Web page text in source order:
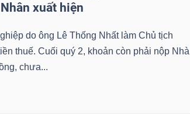
xuất hiện
do ông Lê Thống Nhất làm Chủ tịch
thuế. Cuối quý 2, khoản còn phải nộp Nhà
chưa...